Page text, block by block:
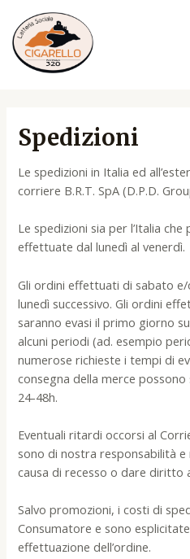
contenuto
Spedizioni
Le spedizioni in Italia ed
corriere B.R.T. SpA (D.P.D.
Le spedizioni sia per l’Italia che
effettuate dal lunedì al venerdì.
Gli ordini effettuati di sabato e/
lunedì successivo. Gli ordini
saranno evasi il primo giorno
alcuni periodi (ad. esempio
numerose richieste i tempi di
consegna della merce
24-48h.
Eventuali ritardi occorsi al
sono di nostra responsabilità
causa di recesso o dare diritto
Salvo promozioni, i costi di
Consumatore e sono
effettuazione dell’ordine.